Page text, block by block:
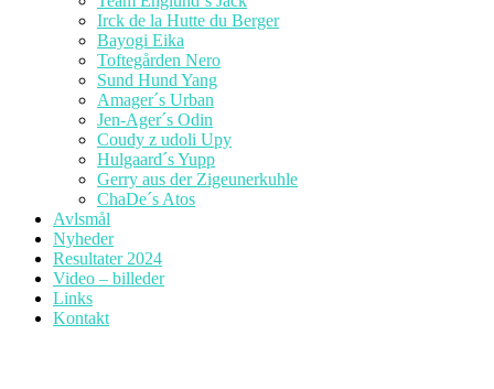
Irck de la Hutte du Berger
Bayogi Eika
Toftegården Nero
Sund Hund Yang
Amager´s Urban
Jen-Ager´s Odin
Coudy z udoli Upy
Hulgaard´s Yupp
Gerry aus der Zigeunerkuhle
ChaDe´s Atos
Avlsmål
Nyheder
Resultater 2024
Video – billeder
Links
Kontakt